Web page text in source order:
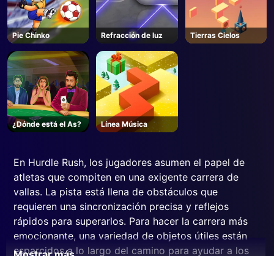
Pie Chinko Refracción de luz Tierras Cielos
¿Dónde está el As? Línea Música
En Hurdle Rush, los jugadores asumen el papel de
atletas que compiten en una exigente carrera de
vallas. La pista está llena de obstáculos que
requieren una sincronización precisa y reflejos
rápidos para superarlos. Para hacer la carrera más
emocionante, una variedad de objetos útiles están
esparcidos a lo largo del camino para ayudar a los